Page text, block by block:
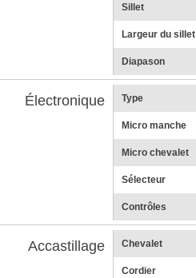
Sillet
Largeur du sillet
Diapason
Électronique Type
Micro manche
Micro chevalet
Sélecteur
Contrôles
Accastillage Chevalet
Cordier